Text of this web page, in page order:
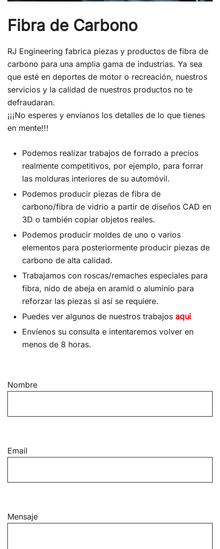
Fibra de Carbono
RJ Engineering fabrica piezas y productos de fibra de
carbono para una amplia gama de industrias. Ya sea
que esté en deportes de motor o recreación, nuestros
servicios y la calidad de nuestros productos no te
defraudaran.
¡¡¡No esperes y envíanos los detalles de lo que tienes
en mente!!!
Podemos realizar trabajos de forrado a precios
realmente competitivos, por ejemplo, para forrar
las molduras interiores de su automóvil.
Podemos producir piezas de fibra de
carbono/fibra de vidrio a partir de diseños CAD en
3D o también copiar objetos reales.
Podemos producir moldes de uno o varios
elementos para posteriormente producir piezas de
carbono de alta calidad.
Trabajamos con roscas/remaches especiales para
fibra, nido de abeja en aramid o aluminio para
reforzar las piezas si así se requiere.
Puedes ver algunos de nuestros trabajos aqui
Envíenos su consulta e intentaremos volver en
menos de 8 horas.
Nombre
Email
Mensaje